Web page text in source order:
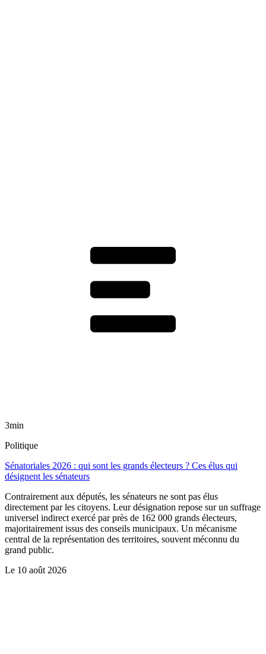
3min
Politique
Sénatoriales 2026 : qui sont les grands électeurs ? Ces élus qui
désignent les sénateurs
Contrairement aux députés, les sénateurs ne sont pas élus
directement par les citoyens. Leur désignation repose sur un suffrage
universel indirect exercé par près de 162 000 grands électeurs,
majoritairement issus des conseils municipaux. Un mécanisme
central de la représentation des territoires, souvent méconnu du
grand public.
Le 10 août 2026